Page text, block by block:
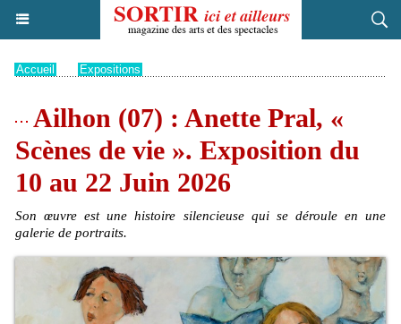
Accueil Expositions
Ailhon (07) : Anette Pral, «
Scènes de vie ». Exposition du
10 au 22 Juin 2026
Son œuvre est une histoire silencieuse qui se déroule en une
galerie de portraits.